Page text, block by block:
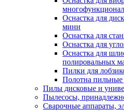
Оснастка для
мини
Оснастка для
Оснастка для
Оснастка для
полировальных
Пилки для
Полотна пильные
Пилы дисковые и
Пылесосы,
Сварочные аппараты,